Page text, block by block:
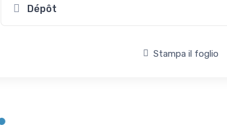
Dépôt
Stampa il foglio